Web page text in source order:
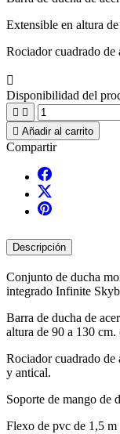
Extensible en altura
Rociador cuadrado de

Disponibilidad del
 
 Añadir al carrito
Compartir
Descripción
Conjunto de ducha
integrado Infinite
Barra de ducha de
altura de 90 a 130
Rociador cuadrado
y antical.
Soporte de mango de
Flexo de pvc de 1,5 m